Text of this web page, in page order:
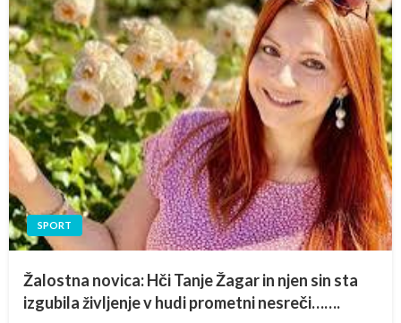
SPORT
Žalostna novica: Hči Tanje Žagar in njen sin sta
izgubila življenje v hudi prometni nesreči…….